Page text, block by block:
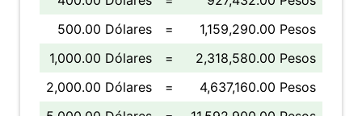
500.00 Dólares
=
1,159,290.00 Pesos
1,000.00 Dólares
=
2,318,580.00 Pesos
2,000.00 Dólares
=
4,637,160.00 Pesos